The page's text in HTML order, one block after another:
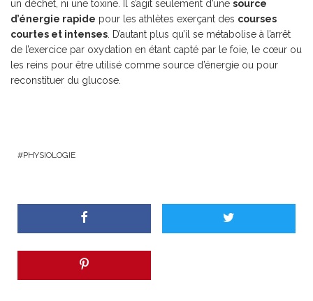
un déchet, ni une toxine. Il s’agit seulement d’une source
d’énergie rapide pour les athlètes exerçant des courses
courtes et intenses . D’autant plus qu’il se métabolise à l’arrêt
de l’exercice par oxydation en étant capté par le foie, le cœur ou
les reins pour être utilisé comme source d’énergie ou pour
reconstituer du glucose.
PHYSIOLOGIE